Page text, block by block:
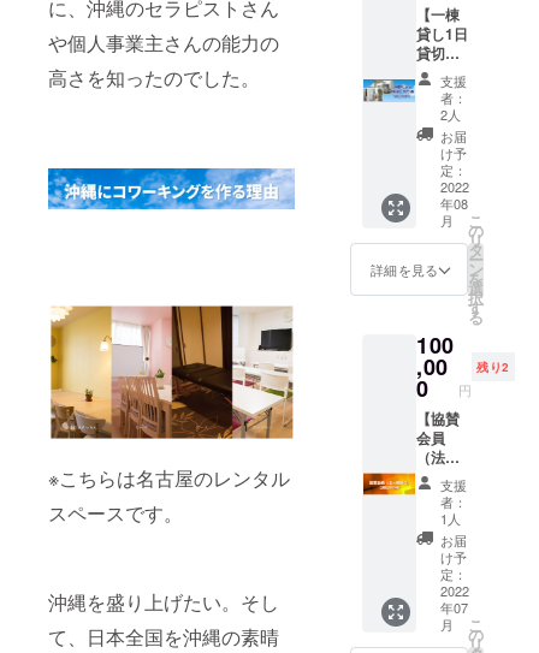
に、沖縄のセラピストさん
や個人事業主さんの能力の
高さを知ったのでした。
※こちらは名古屋のレンタル
スペースです。
沖縄を盛り上げたい。そし
て、日本全国を沖縄の素晴
の手紙
ご支
援をい
ただい
た方に
スタッ
フ一同
がお礼
のメッ
セージ
を 心
を込め
たお礼
状をお
りがと
うござ
いま
☆コ
ワーキ
ングや
レンタ
ルルー
ム利
用、カ
チャー
スクー
ルにも
使える
スペー
スの和
室 ・
ベラン
ダエリ
ア も
ご利用
いただ
けます
ので、
イベ
ント利
用も可
能で
や用途
に合っ
ていれ
ばぜひ
ご利用
くださ
い。
ご利用
期間：
2022年
8月1日
～2023
年3月31
日の期
間とな
りま
【一棟
貸し1日
貸切 1
回 (定価
60000
円相
当）】
こち
らは、1
階のエ
リア＋2
階のお
部屋（3
部屋）
も利用
エス
テ、写
真撮
影、占
い・カ
ウンセ
リング
などの
セッ
ション
など、
何名
かで終
日イベ
ントを
開催し
支援
者：
2人
お届
け予
定：
2022
年08
月
詳細を見る
こ
の
リ
タ
ー
ン
を
選
択
す
る
100
,00
0 円
残り2
【協賛
会員
（法人
様限定
リター
ン）】
活動
に協賛
いただ
ける企
業様の
ための
支援
者：
1人
お届
け予
定：
2022
年07
月
こ
の
リ